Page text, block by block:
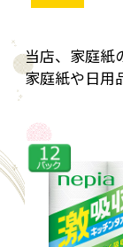
当店、家庭紙
家庭紙や日用